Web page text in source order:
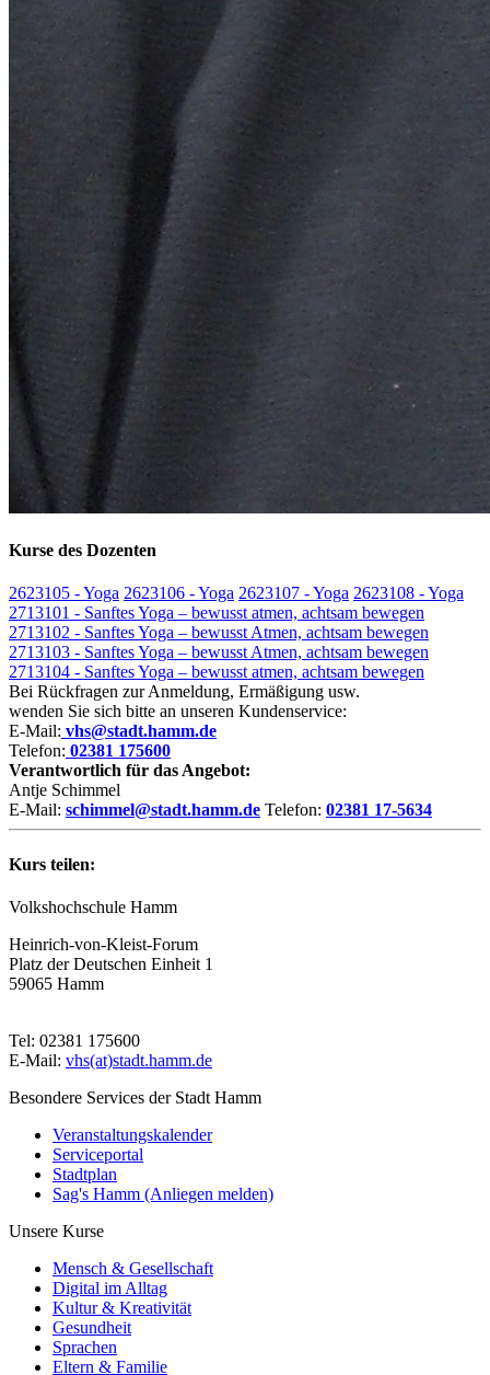
Kurse des Dozenten
2623105 - Yoga 2623106 - Yoga 2623107 - Yoga 2623108 - Yoga
2713101 - Sanftes Yoga – bewusst atmen, achtsam bewegen
2713102 - Sanftes Yoga – bewusst Atmen, achtsam bewegen
2713103 - Sanftes Yoga – bewusst Atmen, achtsam bewegen
2713104 - Sanftes Yoga – bewusst atmen, achtsam bewegen
Bei Rückfragen zur Anmeldung, Ermäßigung usw.
wenden Sie sich bitte an unseren Kundenservice:
E-Mail: vhs@stadt.hamm.de
Telefon: 02381 175600
Verantwortlich für das Angebot:
Antje Schimmel
E-Mail: schimmel@stadt.hamm.de Telefon: 02381 17-5634
Kurs teilen:
Volkshochschule Hamm
Heinrich-von-Kleist-Forum
Platz der Deutschen Einheit 1
59065 Hamm
Tel: 02381 175600
E-Mail: vhs(at)stadt.hamm.de
Besondere Services der Stadt Hamm
Veranstaltungskalender
Serviceportal
Stadtplan
Sag's Hamm (Anliegen melden)
Unsere Kurse
Mensch & Gesellschaft
Digital im Alltag
Kultur & Kreativität
Gesundheit
Sprachen
Eltern & Familie